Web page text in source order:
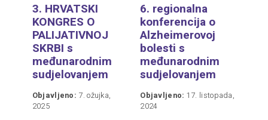
3. HRVATSKI
KONGRES O
PALIJATIVNOJ
SKRBI s
međunarodnim
sudjelovanjem
Objavljeno: 7. ožujka,
2025
6. regionalna
konferencija o
Alzheimerovoj
bolesti s
međunarodnim
sudjelovanjem
Objavljeno: 17. listopada,
2024